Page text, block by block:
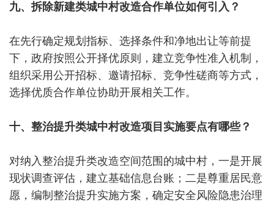
九、拆除新建类城中村改造合作单位如何引入？
在先行确定规划指标、选择条件和净地出让等前提
下，政府按照公开择优原则，建立竞争性准入机制，
组织采用公开招标、邀请招标、竞争性磋商等方式，
选择优质合作单位协助开展相关工作。
十、整治提升类城中村改造项目实施要点有哪些？
对纳入整治提升类改造空间范围的城中村，一是开展
现状调查评估，建立基础信息台账；二是尊重居民意
愿，编制整治提升实施方案，确定安全风险隐患治理